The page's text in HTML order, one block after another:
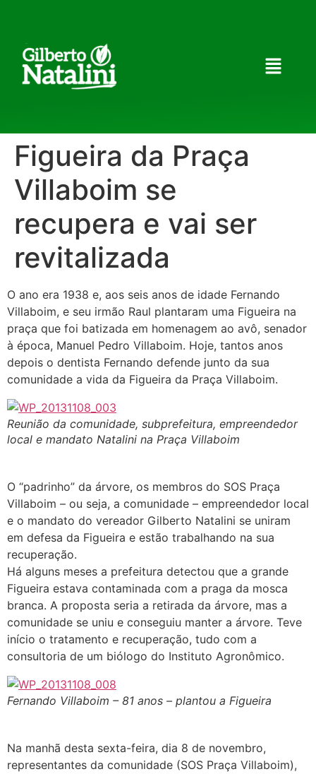
Figueira da Praça
Villaboim se
recupera e vai ser
revitalizada
O ano era 1938 e, aos seis anos de idade Fernando
Villaboim, e seu irmão Raul plantaram uma Figueira na
praça que foi batizada em homenagem ao avô, senador
à época, Manuel Pedro Villaboim. Hoje, tantos anos
depois o dentista Fernando defende junto da sua
comunidade a vida da Figueira da Praça Villaboim.
Reunião da comunidade, subprefeitura, empreendedor
local e mandato Natalini na Praça Villaboim
O “padrinho” da árvore, os membros do SOS Praça
Villaboim – ou seja, a comunidade – empreendedor local
e o mandato do vereador Gilberto Natalini se uniram
em defesa da Figueira e estão trabalhando na sua
recuperação.
Há alguns meses a prefeitura detectou que a grande
Figueira estava contaminada com a praga da mosca
branca. A proposta seria a retirada da árvore, mas a
comunidade se uniu e conseguiu manter a árvore. Teve
início o tratamento e recuperação, tudo com a
consultoria de um biólogo do Instituto Agronômico.
Fernando Villaboim – 81 anos – plantou a Figueira
Na manhã desta sexta-feira, dia 8 de novembro,
representantes da comunidade (SOS Praça Villaboim),